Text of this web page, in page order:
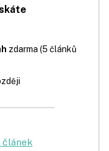
zdarma (5 článků
článek